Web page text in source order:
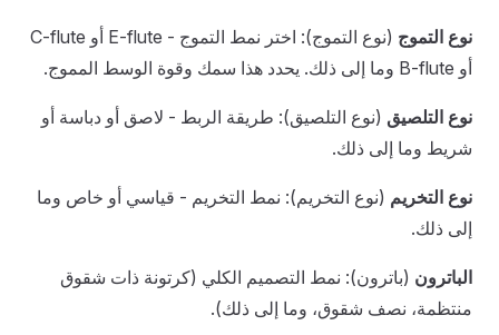
نوع التموج
(نوع التموج): اختر نمط التموج - E-flute أو C-flute
أو B-flute وما إلى ذلك. يحدد هذا سمك وقوة الوسط المموج.
نوع التلصيق (نوع التلصيق): طريقة الربط - لاصق أو دباسة أو
شريط وما إلى ذلك.
نوع التخريم (نوع التخريم): نمط التخريم - قياسي أو خاص وما
إلى ذلك.
الباترون (باترون): نمط التصميم الكلي (كرتونة ذات شقوق
منتظمة، نصف شقوق، وما إلى ذلك).